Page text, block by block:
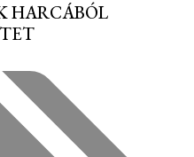
HARCÁBÓL